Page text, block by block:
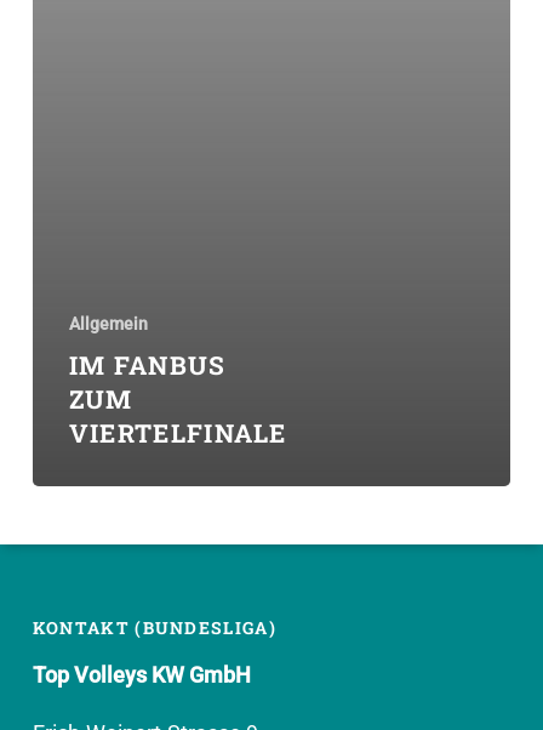
Allgemein
IM FANBUS
ZUM
VIERTELFINALE
KONTAKT (BUNDESLIGA)
Top Volleys KW GmbH